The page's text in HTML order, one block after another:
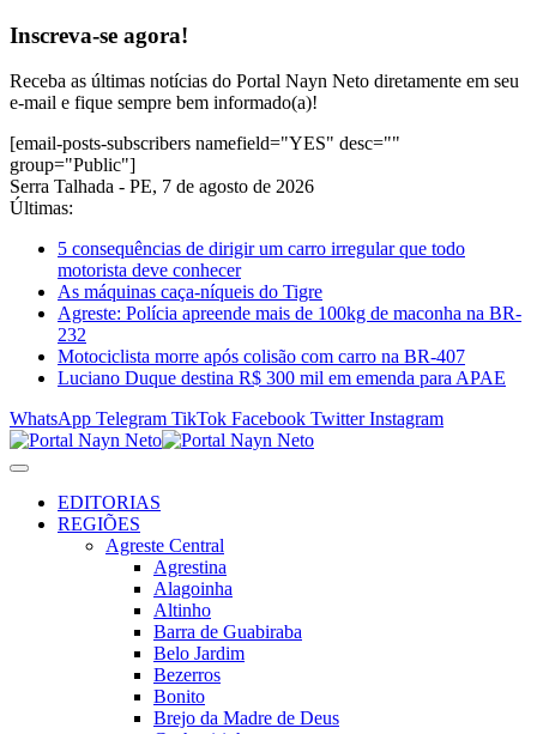
Inscreva-se agora!
Receba as últimas notícias do Portal Nayn Neto diretamente em seu
e-mail e fique sempre bem informado(a)!
[email-posts-subscribers namefield="YES" desc=""
group="Public"]
Serra Talhada - PE, 7 de agosto de 2026
Últimas:
5 consequências de dirigir um carro irregular que todo
motorista deve conhecer
As máquinas caça-níqueis do Tigre
Agreste: Polícia apreende mais de 100kg de maconha na BR-
232
Motociclista morre após colisão com carro na BR-407
Luciano Duque destina R$ 300 mil em emenda para APAE
WhatsApp Telegram TikTok Facebook Twitter Instagram
EDITORIAS
REGIÕES
Agreste Central
Agrestina
Alagoinha
Altinho
Barra de Guabiraba
Belo Jardim
Bezerros
Bonito
Brejo da Madre de Deus